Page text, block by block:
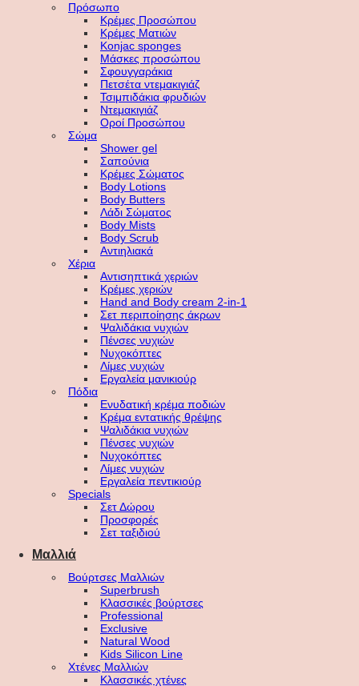
Πρόσωπο
Κρέμες Προσώπου
Κρέμες Ματιών
Konjac sponges
Μάσκες προσώπου
Σφουγγαράκια
Πετσέτα ντεμακιγιάζ
Τσιμπιδάκια φρυδιών
Ντεμακιγιάζ
Οροί Προσώπου
Σώμα
Shower gel
Σαπούνια
Κρέμες Σώματος
Body Lotions
Body Butters
Λάδι Σώματος
Body Mists
Body Scrub
Αντιηλιακά
Χέρια
Αντισηπτικά χεριών
Κρέμες χεριών
Hand and Body cream 2-in-1
Σετ περιποίησης άκρων
Ψαλιδάκια νυχιών
Πένσες νυχιών
Νυχοκόπτες
Λίμες νυχιών
Εργαλεία μανικιούρ
Πόδια
Ενυδατική κρέμα ποδιών
Κρέμα εντατικής θρέψης
Ψαλιδάκια νυχιών
Πένσες νυχιών
Νυχοκόπτες
Λίμες νυχιών
Εργαλεία πεντικιούρ
Specials
Σετ Δώρου
Προσφορές
Σετ ταξιδιού
Μαλλιά
Βούρτσες Μαλλιών
Superbrush
Κλασσικές βούρτσες
Professional
Exclusive
Natural Wood
Kids Silicon Line
Χτένες Μαλλιών
Κλασσικές χτένες